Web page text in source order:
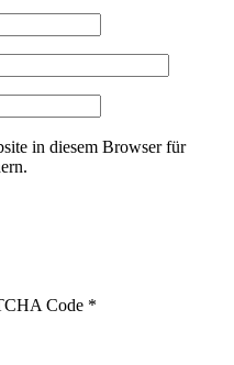
in diesem Browser für
Code *